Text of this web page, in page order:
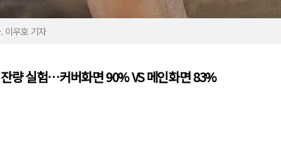
이우호 기자
량 실험…커버화면 90% VS 메인화면 83%